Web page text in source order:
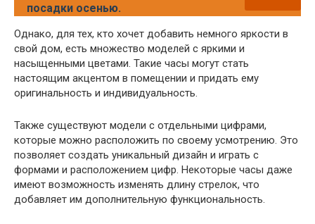
посадки осенью.
Однако, для тех, кто хочет добавить немного яркости в
свой дом, есть множество моделей с яркими и
насыщенными цветами. Такие часы могут стать
настоящим акцентом в помещении и придать ему
оригинальность и индивидуальность.
Также существуют модели с отдельными цифрами,
которые можно расположить по своему усмотрению. Это
позволяет создать уникальный дизайн и играть с
формами и расположением цифр. Некоторые часы даже
имеют возможность изменять длину стрелок, что
добавляет им дополнительную функциональность.